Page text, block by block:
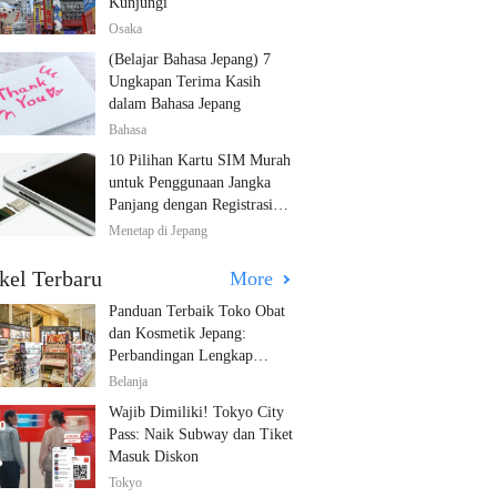
Osaka
(Belajar Bahasa Jepang) 7
Ungkapan Terima Kasih
dalam Bahasa Jepang
Bahasa
10 Pilihan Kartu SIM Murah
untuk Penggunaan Jangka
Panjang dengan Registrasi
Multibahasa!
Menetap di Jepang
Terbaru More
Panduan Terbaik Toko Obat
dan Kosmetik Jepang:
Perbandingan Lengkap
Diskon dari 12 Toko Farmasi
Belanja
Wajib Dimiliki! Tokyo City
Pass: Naik Subway dan Tiket
Masuk Diskon
Tokyo